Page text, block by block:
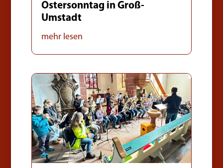
Ostersonntag in Groß-
Umstadt
mehr lesen